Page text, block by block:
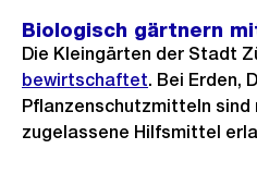
Biologisch gärtnern
Die Kleingärten der Stadt
bewirtschaftet. Bei Erden,
Pflanzenschutzmitteln sind
zugelassene Hilfsmittel